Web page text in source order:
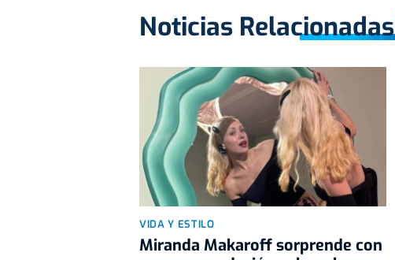
Noticias Relacionadas
VIDA Y ESTILO
Miranda Makaroff sorprende con